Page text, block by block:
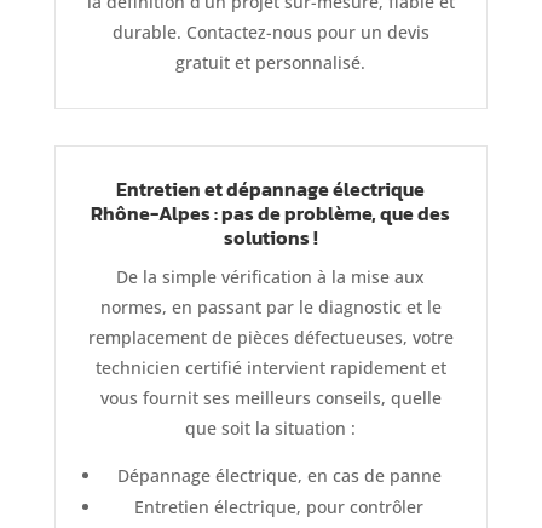
durable. Contactez-nous pour un devis
gratuit et personnalisé.
Entretien et dépannage électrique
Rhône-Alpes : pas de problème, que des
solutions !
De la simple vérification à la mise aux
normes, en passant par le diagnostic et le
remplacement de pièces défectueuses, votre
technicien certifié intervient rapidement et
vous fournit ses meilleurs conseils, quelle
que soit la situation :
Dépannage électrique, en cas de panne
Entretien électrique, pour contrôler